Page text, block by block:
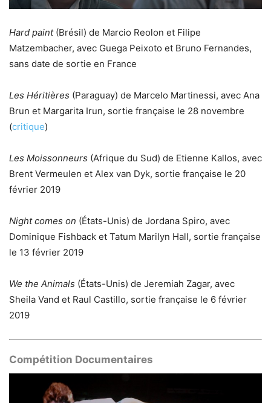
Hard paint(Brésil) de Marcio Reolon et Filipe
Matzembacher, avec Guega Peixoto et Bruno Fernandes,
sans date de sortie en France
Les Héritières (Paraguay) de Marcelo Martinessi, avec Ana
Brun et Margarita Irun, sortie française le 28 novembre
(critique)
Les Moissonneurs (Afrique du Sud) de Etienne Kallos, avec
Brent Vermeulen et Alex van Dyk, sortie française le 20
février 2019
Night comes on (États-Unis) de Jordana Spiro, avec
Dominique Fishback et Tatum Marilyn Hall, sortie française
le 13 février 2019
We the Animals (États-Unis) de Jeremiah Zagar, avec
Sheila Vand et Raul Castillo, sortie française le 6 février
2019
Compétition Documentaires